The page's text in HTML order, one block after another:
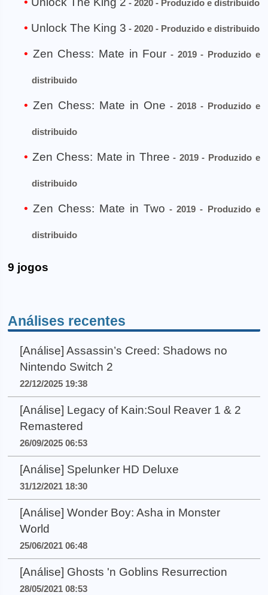
- 2020 - Produzido e distribuido
Unlock The King 3 - 2020 - Produzido e distribuido
Zen Chess: Mate in Four - 2019 - Produzido e
distribuido
Zen Chess: Mate in One - 2018 - Produzido e
distribuido
Zen Chess: Mate in Three - 2019 - Produzido e
distribuido
Zen Chess: Mate in Two - 2019 - Produzido e
distribuido
9 jogos
Análises recentes
[Análise] Assassin’s Creed: Shadows no
Nintendo Switch 2
22/12/2025 19:38
[Análise] Legacy of Kain:Soul Reaver 1 & 2
Remastered
26/09/2025 06:53
[Análise] Spelunker HD Deluxe
31/12/2021 18:30
[Análise] Wonder Boy: Asha in Monster
World
25/06/2021 06:48
[Análise] Ghosts 'n Goblins Resurrection
28/05/2021 08:53